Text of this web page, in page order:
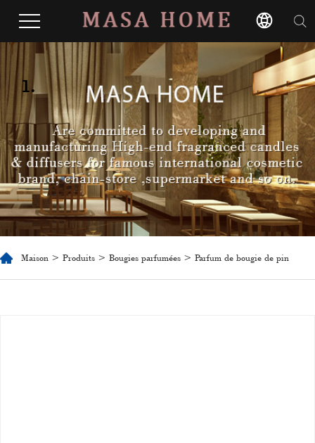
1.
Maison > Produits > Bougies parfumées > Parfum de bougie de pin